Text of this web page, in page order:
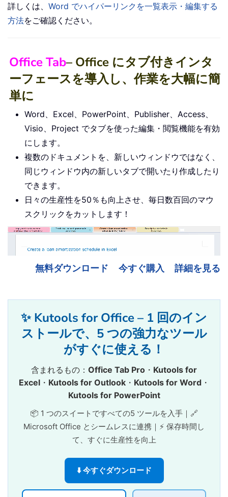
詳しくは、 Word でハイパーリンクを一覧表示・編集する
方法をご確認ください。
Office Tab– Office にタブ付きインタ
ーフェースを導入し、作業を大幅に簡
単に
Word、Excel、PowerPoint、Publisher、Access、
Visio、Project でタブを使った編集・閲覧機能を有効
にします。
複数のドキュメントを、新しいウィンドウではなく、
同じウィンドウ内の新しいタブで開いたり作成したり
できます。
日々の生産性を50％も向上させ、毎日数百回のマウ
スクリックをカットします！
無料ダウンロード 今すぐ購入 詳細を見る
✨ Kutools for Office – 1 回のイン
ストールで、5 つの強力なツール
がすぐに使える！
含まれるもの： Office Tab Pro ・ Kutools for
Excel・ Kutools for Outlook・ Kutools for Word・
Kutools for PowerPoint
📦 1 つのスイートですべての5 ツールを入手｜🔗
Microsoft Office とシームレスに連携｜⚡ 保存時間し
て、すぐに生産性を向上
⬇️ 今すぐダウンロード